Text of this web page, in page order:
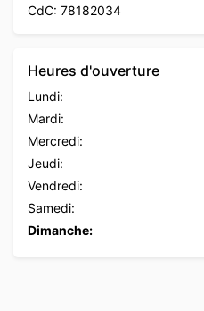
CdC: 78182034
Heures d'ouverture
Lundi:
Mardi:
Mercredi:
Jeudi:
Vendredi:
Samedi:
Dimanche: